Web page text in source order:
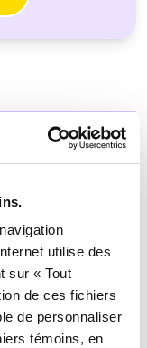
utilise des
sur « Tout
de ces fichiers
de personnaliser
témoins, en
dossier